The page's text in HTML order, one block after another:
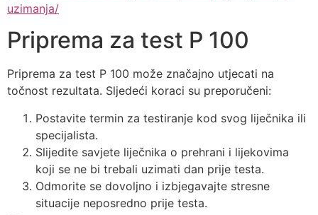
uzimanja/
Priprema za test P 100
Priprema za test P 100 može značajno utjecati na
točnost rezultata. Sljedeći koraci su preporučeni:
Postavite termin za testiranje kod svog liječnika ili
specijalista.
Slijedite savjete liječnika o prehrani i lijekovima
koji se ne bi trebali uzimati dan prije testa.
Odmorite se dovoljno i izbjegavajte stresne
situacije neposredno prije testa.